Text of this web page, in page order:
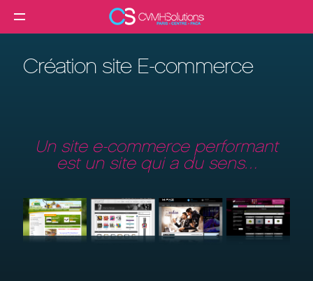
MENU
Créer un site internet
Création de site vitrine
Formation
Clients
Création site E-commerce
Un site e-commerce performant
est un site qui a du sens…